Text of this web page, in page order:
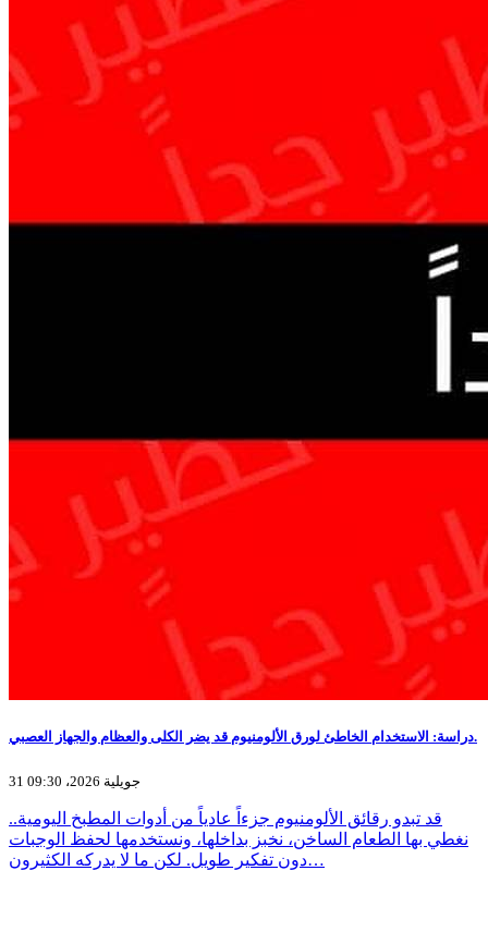
دراسة: الاستخدام الخاطئ لورق الألومنيوم قد يضر الكلى والعظام والجهاز العصبي.
31 جويلية 2026، 09:30
قد تبدو رقائق الألومنيوم جزءاً عادياً من أدوات المطبخ اليومية..
نغطي بها الطعام الساخن، نخبز بداخلها، ونستخدمها لحفظ الوجبات
دون تفكير طويل. لكن ما لا يدركه الكثيرون…